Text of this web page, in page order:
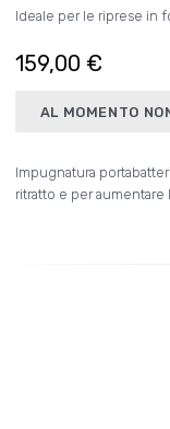
Ideale per le riprese in
159,00 €
AL MOMENTO
Impugnatura
ritratto e per